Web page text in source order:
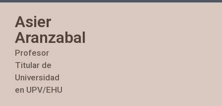
Asier
Aranzabal
Profesor
Titular de
Universidad
en UPV/EHU